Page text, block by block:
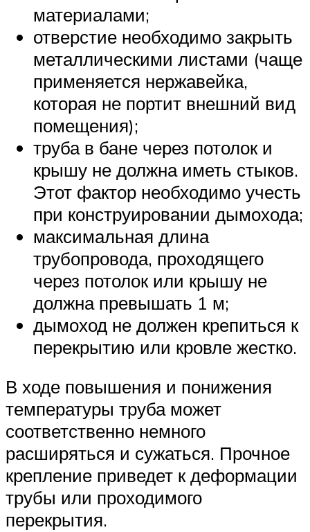
материалами;
отверстие необходимо закрыть
металлическими листами (чаще
применяется нержавейка,
которая не портит внешний вид
помещения);
труба в бане через потолок и
крышу не должна иметь стыков.
Этот фактор необходимо учесть
при конструировании дымохода;
максимальная длина
трубопровода, проходящего
через потолок или крышу не
должна превышать 1 м;
дымоход не должен крепиться к
перекрытию или кровле жестко.
В ходе повышения и понижения
температуры труба может
соответственно немного
расширяться и сужаться. Прочное
крепление приведет к деформации
трубы или проходимого
перекрытия.